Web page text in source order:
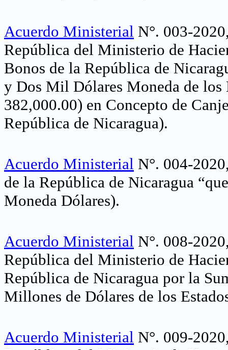
Acuerdo Ministerial N°. 003-
República del Ministerio de
Bonos de la República de
y Dos Mil Dólares Moneda de los
382,000.00) en Concepto de
República de Nicaragua).
Acuerdo Ministerial N°. 004-
de la República de Nicaragua
Moneda Dólares).
Acuerdo Ministerial N°. 008-
República del Ministerio de
República de Nicaragua por la
Millones de Dólares de los
Acuerdo Ministerial N°. 009-